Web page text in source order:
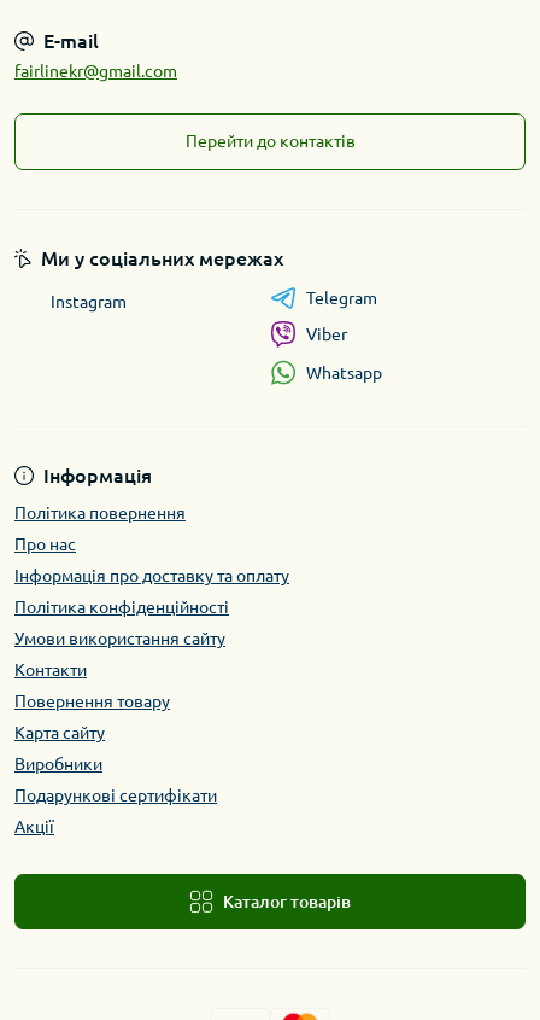
E-mail
fairlinekr@gmail.com
Перейти до контактів
Інформація
Політика повернення
Про нас
Інформація про доставку та оплату
Політика конфіденційності
Умови використання сайту
Контакти
Повернення товару
Карта сайту
Виробники
Подарункові сертифікати
Акції
Каталог товарів
Ми у соціальних мережах
Instagram
Telegram
Viber
Whatsapp